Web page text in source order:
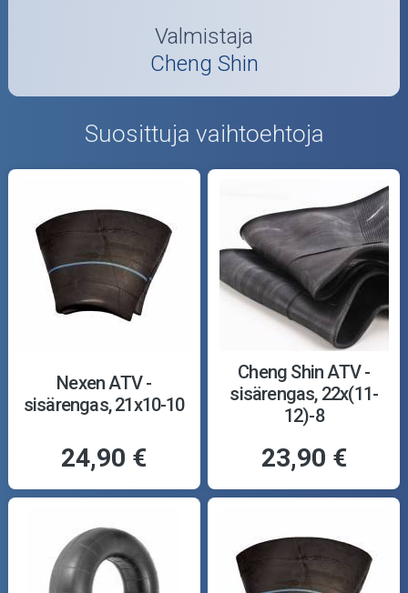
Valmistaja
Cheng Shin
Suosittuja vaihtoehtoja
Nexen ATV -
sisärengas, 21x10-10
24,90 €
Cheng Shin ATV -
sisärengas, 22x(11-
12)-8
23,90 €